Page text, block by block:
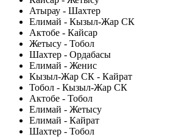
Атырау - Шахтер
Елимай - Кызыл-Жар СК
Актобе - Кайсар
Жетысу - Тобол
Шахтер - Ордабасы
Елимай - Женис
Кызыл-Жар СК - Кайрат
Тобол - Кызыл-Жар СК
Актобе - Тобол
Елимай - Жетысу
Елимай - Кайрат
Шахтер - Тобол